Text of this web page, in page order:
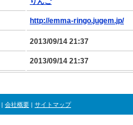
http://emma-ringo.jugem.jp/
2013/09/14 21:37
2013/09/14 21:37
| 会社概要 | サイトマップ